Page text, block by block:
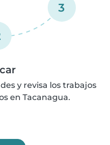
3
y revisa los trabajos
en Tacanagua.